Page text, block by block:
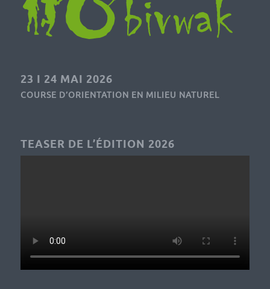
23 I 24 MAI 2026
COURSE D’ORIENTATION EN MILIEU NATUREL
TEASER DE L’ÉDITION 2026